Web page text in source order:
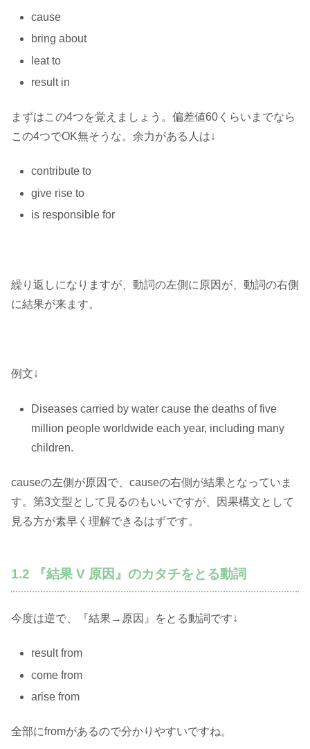
cause
bring about
leat to
result in
まずはこの4つを覚えましょう。偏差値60くらいまでなら
この4つでOK無そうな。余力がある人は↓
contribute to
give rise to
is responsible for
繰り返しになりますが、動詞の左側に原因が、動詞の右側
に結果が来ます。
例文↓
Diseases carried by water cause the deaths of five
million people worldwide each year, including many
children.
causeの左側が原因で、causeの右側が結果となっていま
す。第3文型として見るのもいいですが、因果構文として
見る方が素早く理解できるはずです。
1.2 『結果 V 原因』のカタチをとる動詞
今度は逆で、『結果→原因』をとる動詞です↓
result from
come from
arise from
全部にfromがあるので分かりやすいですね。